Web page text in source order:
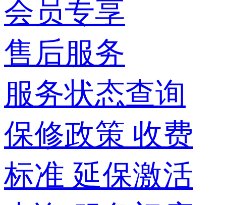
会员专享
售后服务
服务状态查询
保修政策 收费
标准 延保激活